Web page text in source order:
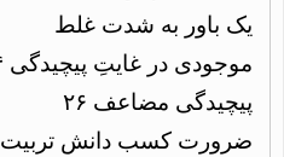
یک باور به شدت غلط ۲۱
موجودی در غایتِ پیچیدگی ۲۴
پیچیدگی مضاعف ۲۶
ضرورت کسب دانش تربیت ۲۸